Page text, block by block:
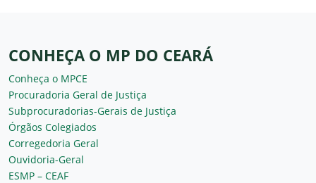
CONHEÇA O MP DO CEARÁ
Conheça o MPCE
Procuradoria Geral de Justiça
Subprocuradorias-Gerais de Justiça
Órgãos Colegiados
Corregedoria Geral
Ouvidoria-Geral
ESMP – CEAF